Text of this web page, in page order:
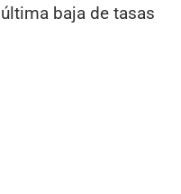
baja de tasas